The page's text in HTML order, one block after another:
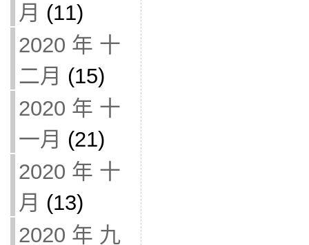
月 (11)
2020 年 十
二月 (15)
2020 年 十
一月 (21)
2020 年 十
月 (13)
2020 年 九